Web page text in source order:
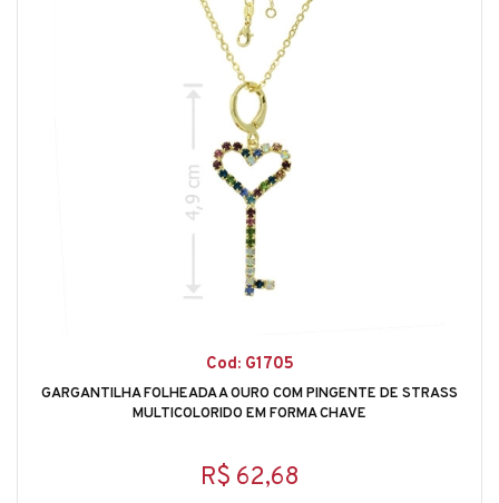
Cod: G1705
GARGANTILHA FOLHEADA A OURO COM PINGENTE DE STRASS
MULTICOLORIDO EM FORMA CHAVE
R$ 62,68